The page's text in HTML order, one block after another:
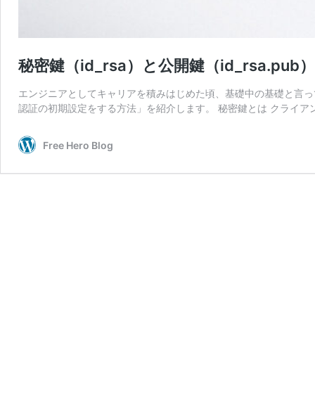
秘密鍵（id_rsa）と公開鍵（id_rsa.pub
エンジニアとしてキャリアを積みはじめた頃、基礎中の基礎と言
認証の初期設定をする方法」を紹介します。 秘密鍵とは クライ
Free Hero Blog